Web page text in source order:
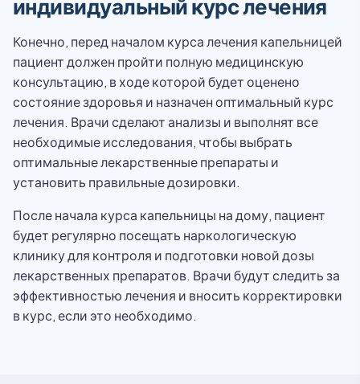
индивидуальный курс лечения
Конечно, перед началом курса лечения капельницей
пациент должен пройти полную медицинскую
консультацию, в ходе которой будет оценено
состояние здоровья и назначен оптимальный курс
лечения. Врачи сделают анализы и выполнят все
необходимые исследования, чтобы выбрать
оптимальные лекарственные препараты и
установить правильные дозировки.
После начала курса капельницы на дому, пациент
будет регулярно посещать наркологическую
клинику для контроля и подготовки новой дозы
лекарственных препаратов. Врачи будут следить за
эффективностью лечения и вносить корректировки
в курс, если это необходимо.